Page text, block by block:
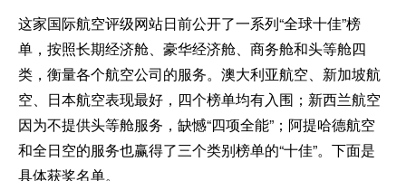
这家国际航空评级网站日前公开了一系列“全球十佳”榜
单，按照长期经济舱、豪华经济舱、商务舱和头等舱四
类，衡量各个航空公司的服务。澳大利亚航空、新加坡航
空、日本航空表现最好，四个榜单均有入围；新西兰航空
因为不提供头等舱服务，缺憾“四项全能”；阿提哈德航空
和全日空的服务也赢得了三个类别榜单的“十佳”。下面是
具体获奖名单。